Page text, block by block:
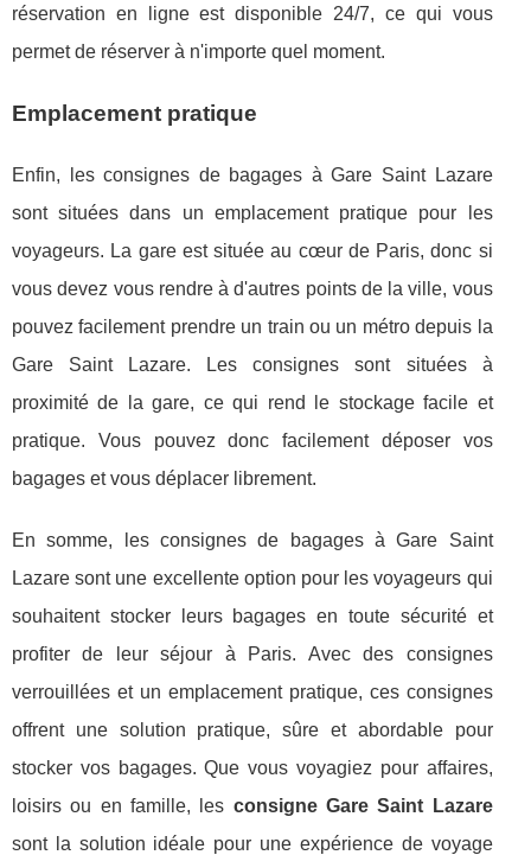
réservation en ligne est disponible 24/7, ce qui vous
permet de réserver à n'importe quel moment.
Emplacement pratique
Enfin, les consignes de bagages à Gare Saint Lazare
sont situées dans un emplacement pratique pour les
voyageurs. La gare est située au cœur de Paris, donc si
vous devez vous rendre à d'autres points de la ville, vous
pouvez facilement prendre un train ou un métro depuis la
Gare Saint Lazare. Les consignes sont situées à
proximité de la gare, ce qui rend le stockage facile et
pratique. Vous pouvez donc facilement déposer vos
bagages et vous déplacer librement.
En somme, les consignes de bagages à Gare Saint
Lazare sont une excellente option pour les voyageurs qui
souhaitent stocker leurs bagages en toute sécurité et
profiter de leur séjour à Paris. Avec des consignes
verrouillées et un emplacement pratique, ces consignes
offrent une solution pratique, sûre et abordable pour
stocker vos bagages. Que vous voyagiez pour affaires,
loisirs ou en famille, les consigne Gare Saint Lazare
sont la solution idéale pour une expérience de voyage